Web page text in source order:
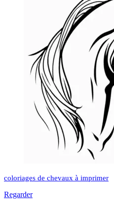
coloriages de chevaux à imprimer
Regarder